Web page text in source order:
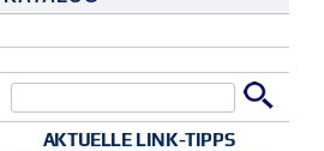
AKTUELLE LINK-TIPPS